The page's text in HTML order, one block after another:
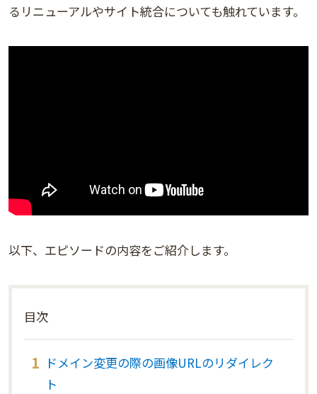
るリニューアルやサイト統合についても触れています。
以下、エピソードの内容をご紹介します。
目次
ドメイン変更の際の画像URLのリダイレク
ト